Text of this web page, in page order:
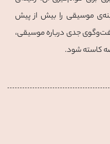
موسیقی را بیش از پیش
گفت‌وگوی جدی درباره موسیقی،
کاسته شود.